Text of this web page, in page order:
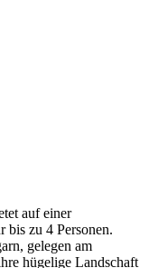
auf einer
bis zu 4 Personen.
gelegen am
hügelige Landschaft